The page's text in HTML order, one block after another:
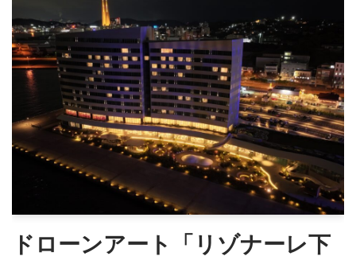
ドローンアート「リゾナーレ下